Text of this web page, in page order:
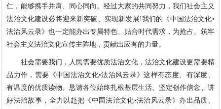
仁，能够携手并肩、同心同向。经过大家的共同努力，我们社会主义
法治文化建设必将迎来新突破、实现新发展!我们的《中国法治文化•
法治风云录》也一定能办出专属特色、贴合时代需求，为抢占、筑牢
社会主义法治文化宣传主阵地，贡献出应有的力量。
社会需要我们，人民需要优质法治文化，法治文化建设更需要精
品力作，需要《中国法治文化•法治风云录》这样有态度、有深度、
有温度的优质读物。恳请各位始终扎根基层生活、坚定创作信念、讲
好法治故事，全力以赴把《中国法治文化•法治风云录》办出品质、